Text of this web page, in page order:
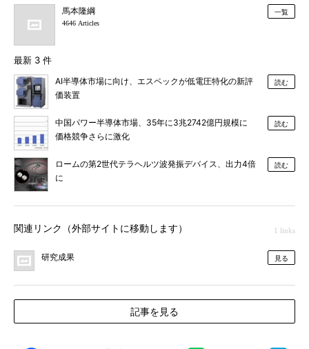
馬本隆綱
4646 Articles
一覧
最新 3 件
AI半導体市場に向け、エスペックが低電圧特化の新評
価装置
読む
中国パワー半導体市場、35年に3兆2742億円規模に
価格競争さらに激化
読む
ロームの第2世代テラヘルツ波発振デバイス、出力4倍
に
読む
関連リンク（外部サイトに移動します） 1 links
研究成果 見る
記事を見る